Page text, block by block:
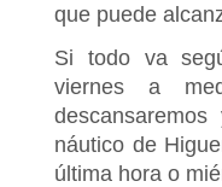
que puede
Si todo va
viernes a
náutico de
última hora o